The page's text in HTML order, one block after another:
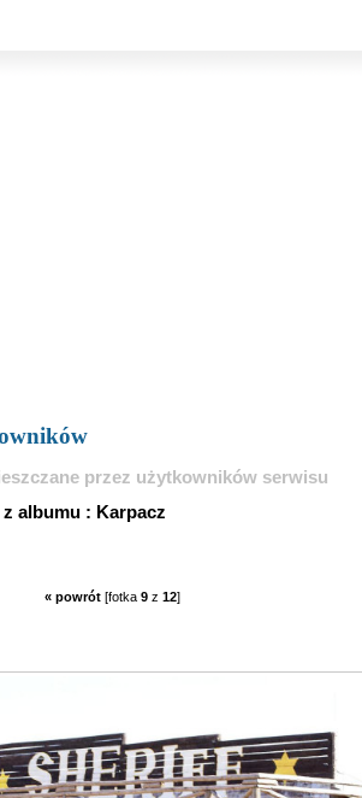
przez użytkowników serwisu
albumu : Karpacz
« powrót [fotka 9 z 12]